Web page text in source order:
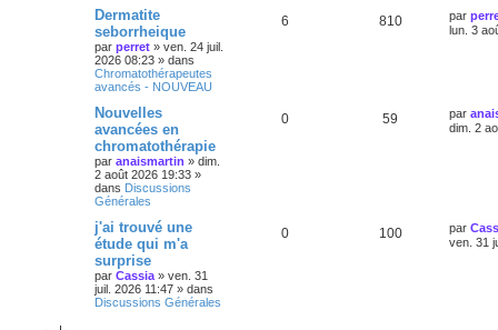
Dermatite
seborrheique
par perret » ven. 24 juil.
2026 08:23 » dans
Chromatothérapeutes
avancés - NOUVEAU
6 810 par
lun. 3
Nouvelles
avancées en
chromatothérapie
par anaismartin » dim.
2 août 2026 19:33 »
dans Discussions
Générales
0 59 par
dim. 2
j'ai trouvé une
étude qui m'a
surprise
par Cassia » ven. 31
juil. 2026 11:47 » dans
Discussions Générales
0 100 par
ven. 31